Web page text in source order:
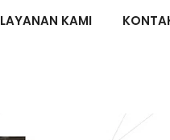
LAYANAN KAMI